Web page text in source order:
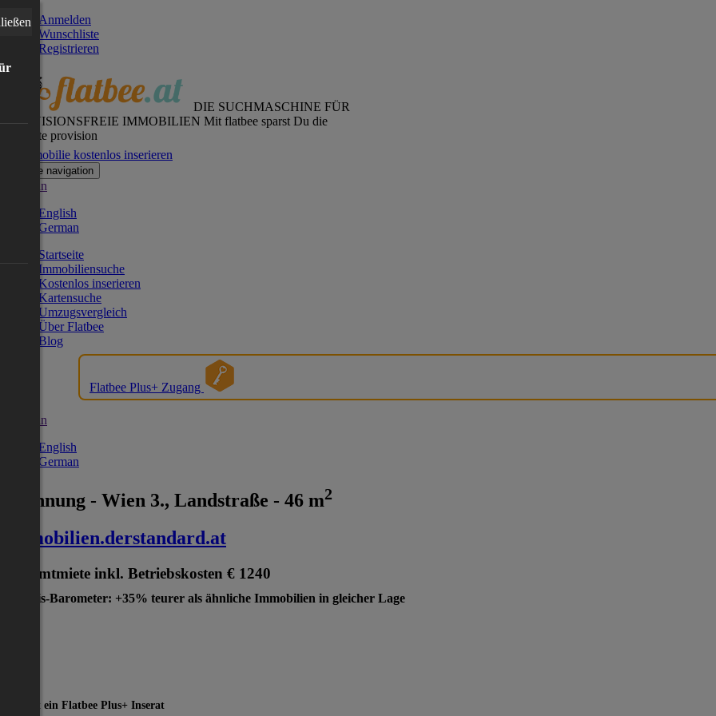
Anmelden
Wunschliste
Registrieren
DIE SUCHMASCHINE FÜR
PROVISIONSFREIE IMMOBILIEN Mit flatbee sparst Du die
gesamte provision
Immobilie kostenlos inserieren
Toggle navigation
German
English
German
Startseite
Immobiliensuche
Kostenlos inserieren
Kartensuche
Umzugsvergleich
Über Flatbee
Blog
Flatbee Plus+ Zugang
German
English
German
Wohnung - Wien 3., Landstraße - 46 m2
immobilien.derstandard.at
Gesamtmiete inkl. Betriebskosten € 1240
Preis-Barometer: +35% teurer als ähnliche Immobilien in gleicher Lage
Dies ist ein Flatbee Plus+ Inserat